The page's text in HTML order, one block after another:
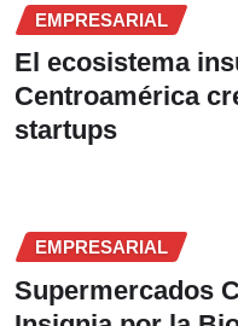
EMPRESARIAL
El ecosistema
Centroamérica
startups
EMPRESARIAL
Supermercados